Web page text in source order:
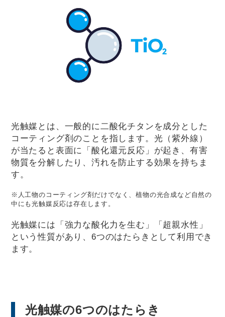
光触媒とは、一般的に二酸化チタンを成分とした
コーティング剤のことを指します。光（紫外線）
が当たると表面に「酸化還元反応」が起き、有害
物質を分解したり、汚れを防止する効果を持ちま
す。
※人工物のコーティング剤だけでなく、植物の光合成など自然の
中にも光触媒反応は存在します。
光触媒には「強力な酸化力を生む」「超親水性」
という性質があり、6つのはたらきとして利用でき
ます。
光触媒の6つのはたらき